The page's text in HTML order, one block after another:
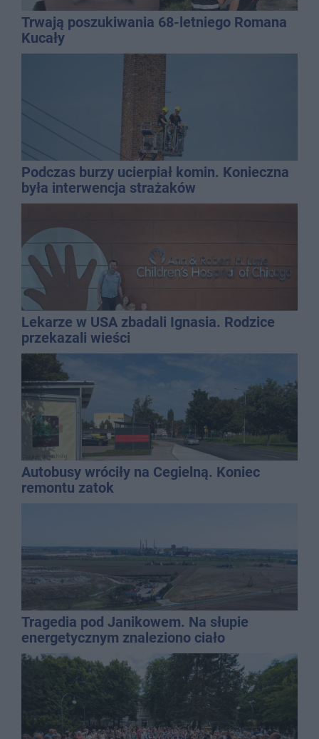
Trwają poszukiwania 68-letniego Romana
Kucały
Podczas burzy ucierpiał komin. Konieczna
była interwencja strażaków
Lekarze w USA zbadali Ignasia. Rodzice
przekazali wieści
Autobusy wróciły na Cegielną. Koniec
remontu zatok
Tragedia pod Janikowem. Na słupie
energetycznym znaleziono ciało
mężczyzny